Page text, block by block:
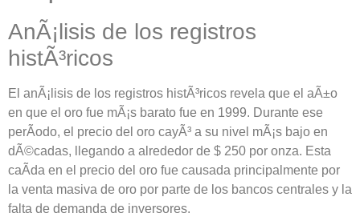
AnÃ¡lisis de los registros
histÃ³ricos
El anÃ¡lisis de los registros histÃ³ricos revela que el aÃ±o
en que el oro fue mÃ¡s barato fue en 1999. Durante ese
perÃ­odo, el precio del oro cayÃ³ a su nivel mÃ¡s bajo en
dÃ©cadas, llegando a alrededor de $ 250 por onza. Esta
caÃ­da en el precio del oro fue causada principalmente por
la venta masiva de oro por parte de los bancos centrales y la
falta de demanda de inversores.